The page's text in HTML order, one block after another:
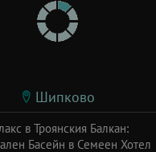
Шипково
в Троянския Балкан:
Басейн в Семеен Хотел